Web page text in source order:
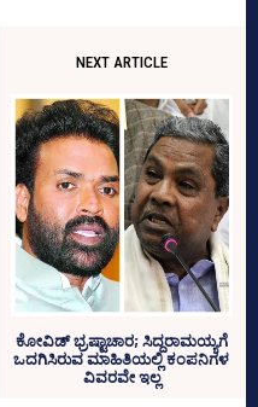
NEXT ARTICLE
ಕೋವಿಡ್‌ ಭ್ರಷ್ಟಾಚಾರ; ಸಿದ್ದರಾಮಯ್ಯಗೆ
ಒದಗಿಸಿರುವ ಮಾಹಿತಿಯಲ್ಲಿ ಕಂಪನಿಗಳ
ವಿವರವೇ ಇಲ್ಲ